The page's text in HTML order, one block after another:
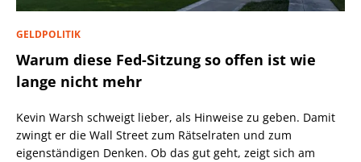
GELDPOLITIK
Warum diese Fed-Sitzung so offen ist wie
lange nicht mehr
Kevin Warsh schweigt lieber, als Hinweise zu geben. Damit
zwingt er die Wall Street zum Rätselraten und zum
eigenständigen Denken. Ob das gut geht, zeigt sich am